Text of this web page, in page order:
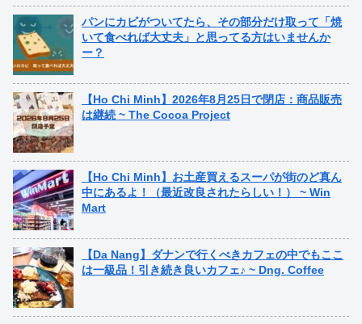
パンにカビがついてたら、その部分だけ取って「焼
いて食べれば大丈夫」と思ってる方はいませんか
ー？
【Ho Chi Minh】2026年8月25日で閉店：商品販売
は継続 ~ The Cocoa Project
【Ho Chi Minh】お土産買えるスーパが街のど真ん
中にあるよ！（最近改良されたらしい！） ~ Win
Mart
【Da Nang】ダナンで行くべきカフェの中でもここ
は一級品！引き続き良いカフェ♪ ~ Dng. Coffee